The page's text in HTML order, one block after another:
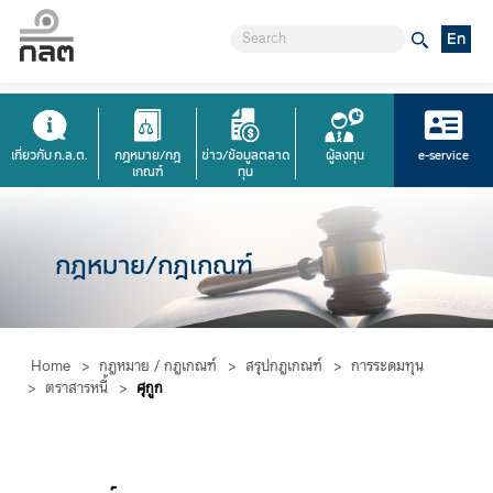
En
เกี่ยวกับ ก.ล.ต.
กฎหมาย/กฎ
เกณฑ์
ข่าว/ข้อมูลตลาด
ทุน
ผู้ลงทุน e-service
กฎหมาย/กฎเกณฑ์
Home > กฎหมาย / กฎเกณฑ์ > สรุปกฎเกณฑ์ > การระดมทุน
> ตราสารหนี้ > ศุกูก